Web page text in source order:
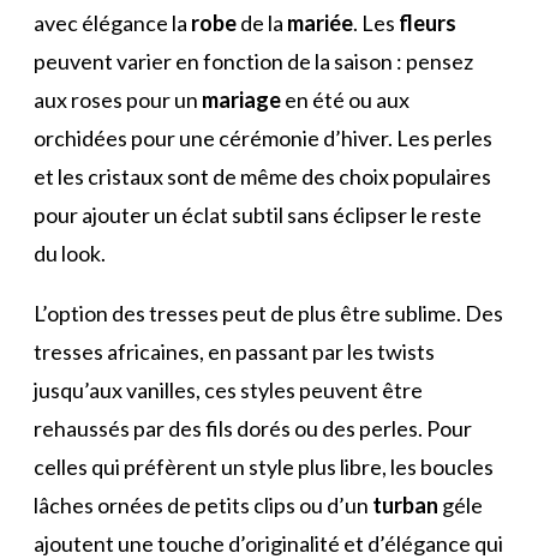
avec élégance la robede la mariée. Les fleurs
peuvent varier en fonction de la saison : pensez
aux roses pour un mariageen été ou aux
orchidées pour une cérémonie d’hiver. Les perles
et les cristaux sont de même des choix populaires
pour ajouter un éclat subtil sans éclipser le reste
du look.
L’option des tresses peut de plus être sublime. Des
tresses africaines, en passant par les twists
jusqu’aux vanilles, ces styles peuvent être
rehaussés par des fils dorés ou des perles. Pour
celles qui préfèrent un style plus libre, les boucles
lâches ornées de petits clips ou d’un turban géle
ajoutent une touche d’originalité et d’élégance qui